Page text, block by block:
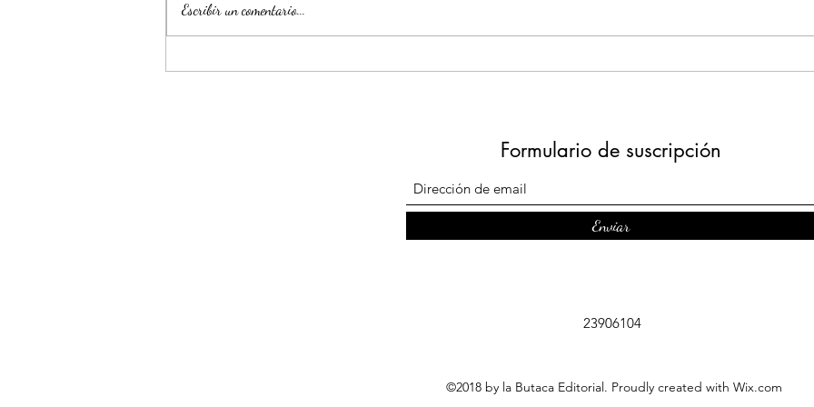
las editoriales, los gremios, las
fundaciones de apoyo a...
Escribir un comentario...
Formulario de suscripción
Enviar
23906104
©2018 by la Butaca Editorial. Proudly created with Wix.com